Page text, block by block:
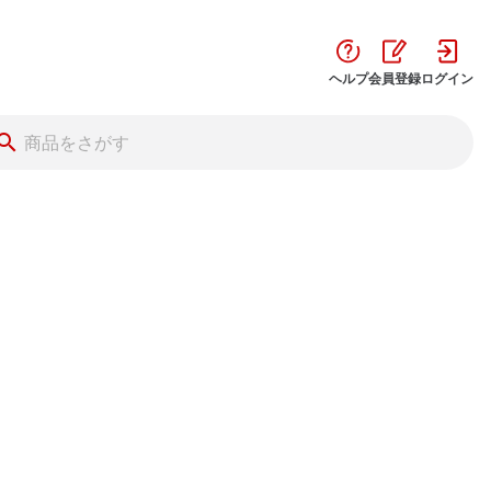
ヘルプ会員登録ログイン